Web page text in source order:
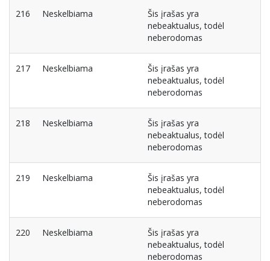
216 Neskelbiama
Šis įrašas yra
nebeaktualus, todėl
neberodomas
217 Neskelbiama
Šis įrašas yra
nebeaktualus, todėl
neberodomas
218 Neskelbiama
Šis įrašas yra
nebeaktualus, todėl
neberodomas
219 Neskelbiama
Šis įrašas yra
nebeaktualus, todėl
neberodomas
220 Neskelbiama
Šis įrašas yra
nebeaktualus, todėl
neberodomas